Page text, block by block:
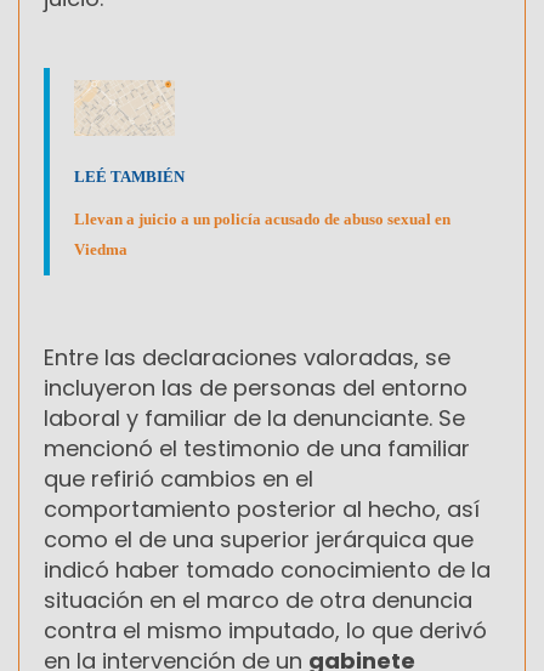
LEÉ TAMBIÉN
Llevan a juicio a un policía acusado de abuso sexual en
Viedma
Entre las declaraciones valoradas, se
incluyeron las de personas del entorno
laboral y familiar de la denunciante. Se
mencionó el testimonio de una familiar
que refirió cambios en el
comportamiento posterior al hecho, así
como el de una superior jerárquica que
indicó haber tomado conocimiento de la
situación en el marco de otra denuncia
contra el mismo imputado, lo que derivó
en la intervención de un gabinete